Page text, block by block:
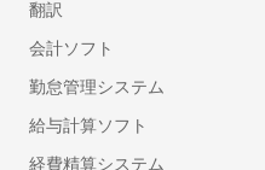
ハラスメント対策サービス
プログラミング研修
管理職研修
法人向け英語研修
産業医紹介サービス
翻訳
会計ソフト
勤怠管理システム
給与計算ソフト
経費精算システム